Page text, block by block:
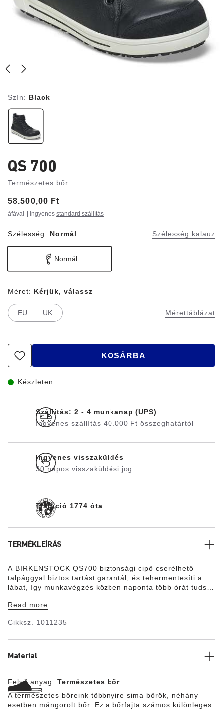
Szín: Black
QS 700
Természetes bőr
Price:
58.500,00 Ft
áfával | ingyenes standard szállítás
Szélesség: Normál Szélesség kalauz
Normál
Mérettáblázat
Méret: Kérjük, válassz
EU UK
KOSÁRBA
Készleten
Szállítás: 2 - 4 munkanap (UPS)
Ingyenes szállítás 40.000 Ft összeghatártól
Ingyenes visszaküldés
30 napos visszaküldési jog
Tradíció 1774 óta
TERMÉKLEÍRÁS
A BIRKENSTOCK QS700 biztonsági cipő cserélhető
talpággyal biztos tartást garantál, és tehermentesíti a
lábat, így munkavégzés közben naponta több órát tudsz
környezetben is. A QS700 modern, bokamagas bebújós
csúszásmentes, fémmentes, valamint olaj- és benzinálló
részét egy 200 joule energiájú zuhanó tárgyak elleni
cipő az EN ISO 20345:2011 szabvány szerinti
tanúsítvánnyal rendelkezik, és megfelel az S3 biztonsági
kategóriának.
Read more
Cikksz. 1011235
Material
Felső anyag: Természetes bőr
A természetes bőreink többnyire sima bőrök, néhány
esetben mángorolt bőr. Ez a bőrfajta számos különleges